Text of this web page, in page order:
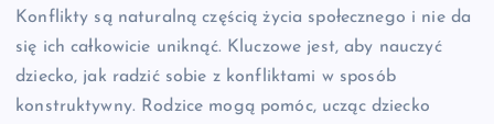
Konflikty są naturalną częścią życia społecznego i nie da
się ich całkowicie uniknąć. Kluczowe jest, aby nauczyć
dziecko, jak radzić sobie z konfliktami w sposób
konstruktywny. Rodzice mogą pomóc, ucząc dziecko